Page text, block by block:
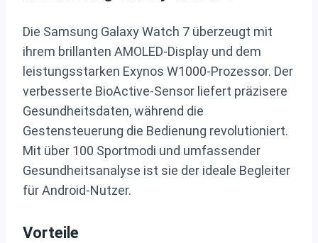
Die Samsung Galaxy Watch 7 überzeugt mit
ihrem brillanten AMOLED-Display und dem
leistungsstarken Exynos W1000-Prozessor. Der
verbesserte BioActive-Sensor liefert präzisere
Gesundheitsdaten, während die
Gestensteuerung die Bedienung revolutioniert.
Mit über 100 Sportmodi und umfassender
Gesundheitsanalyse ist sie der ideale Begleiter
für Android-Nutzer.
Vorteile